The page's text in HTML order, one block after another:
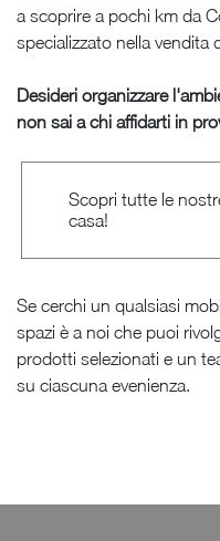
a scoprire a pochi km da
specializzato nella vendita
Desideri organizzare
non sai a chi affidarti in
Scopri tutte le
casa!
Se cerchi un qualsiasi
spazi è a noi che puoi
prodotti selezionati e un
su ciascuna evenienza.